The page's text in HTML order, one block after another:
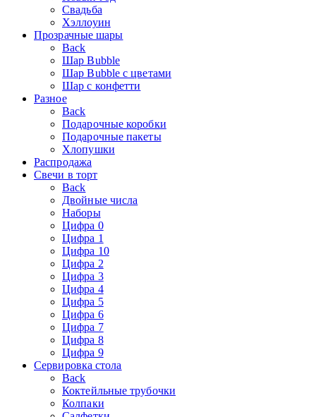
Свадьба
Хэллоуин
Прозрачные шары
Back
Шар Bubble
Шар Bubble с цветами
Шар с конфетти
Разное
Back
Подарочные коробки
Подарочные пакеты
Хлопушки
Распродажа
Свечи в торт
Back
Двойные числа
Наборы
Цифра 0
Цифра 1
Цифра 10
Цифра 2
Цифра 3
Цифра 4
Цифра 5
Цифра 6
Цифра 7
Цифра 8
Цифра 9
Сервировка стола
Back
Коктейльные трубочки
Колпаки